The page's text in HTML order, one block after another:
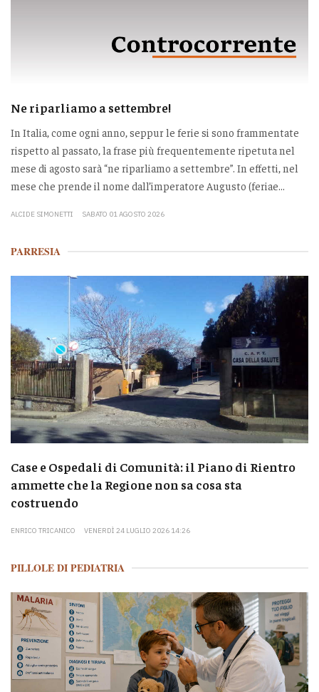
Ne riparliamo a settembre!
In Italia, come ogni anno, seppur le ferie si sono frammentate
rispetto al passato, la frase più frequentemente ripetuta nel
mese di agosto sarà “ne riparliamo a settembre”. In effetti, nel
mese che prende il nome dall’imperatore Augusto (feriae...
ALCIDE SIMONETTI SABATO 01 AGOSTO 2026
PARRESIA
Case e Ospedali di Comunità: il Piano di Rientro
ammette che la Regione non sa cosa sta
costruendo
ENRICO TRICANICO VENERDÌ 24 LUGLIO 2026 14:26
PILLOLE DI PEDIATRIA